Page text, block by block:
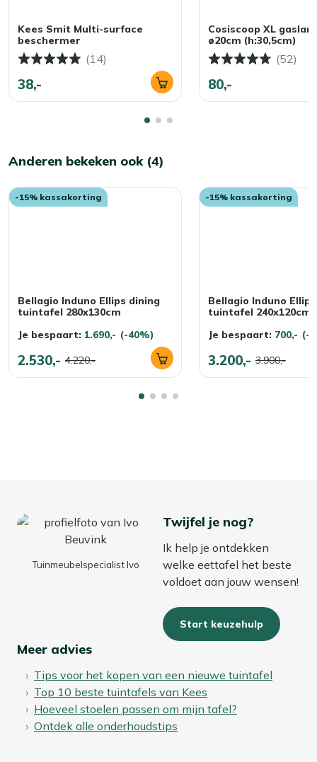
Kees Smit Multi-surface
beschermer
(14)
38,-
Cosiscoop XL
ø20cm (h:30,5cm)
(52)
80,-
Anderen bekeken ook (4)
-15% kassakorting
Bellagio Induno Ellips dining
tuintafel 280x130cm
Je bespaart: 1.690,- (-40%)
2.530,- 4.220,-
-15% kassakorting
Bellagio Induno
tuintafel 240x120cm
Je bespaart: 700,- (-
3.200,- 3.900,-
Tuinmeubelspecialist Ivo
Twijfel je nog?
Ik help je ontdekken
welke eettafel het beste
voldoet aan jouw wensen!
Start keuzehulp
Meer advies
Tips voor het kopen van een nieuwe tuintafel
Top 10 beste tuintafels van Kees
Hoeveel stoelen passen om mijn tafel?
Ontdek alle onderhoudstips